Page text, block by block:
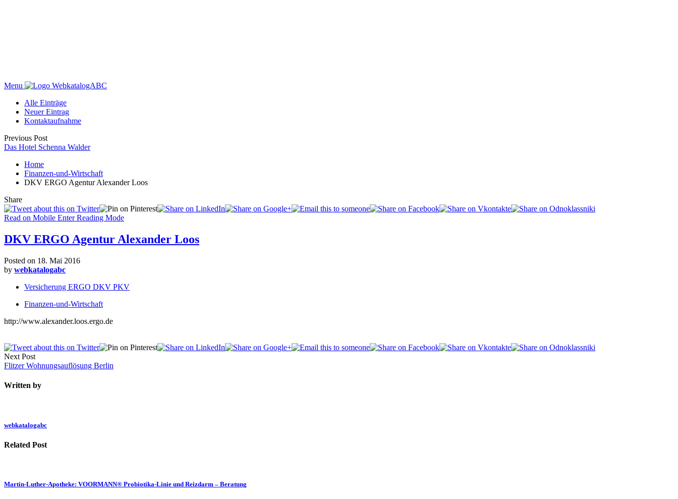
Menu
WebkatalogABC
Alle Einträge
Neuer Eintrag
Kontaktaufnahme
Previous Post
Das Hotel Schenna Walder
Home
Finanzen-und-Wirtschaft
DKV ERGO Agentur Alexander Loos
Share
Read on Mobile Enter Reading Mode
DKV ERGO Agentur Alexander Loos
Posted on 18. Mai 2016
by webkatalogabc
Versicherung ERGO DKV PKV
Finanzen-und-Wirtschaft
http://www.alexander.loos.ergo.de
Next Post
Flitzer Wohnungsauflösung Berlin
Written by
webkatalogabc
Related Post
Martin-Luther-Apotheke: VOORMANN® Probiotika-Linie und Reizdarm – Beratung